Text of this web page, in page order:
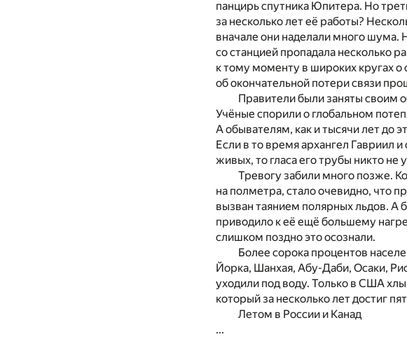
панцирь спутника Юпитера. Но
за несколько лет её работы?
вначале они наделали много шума.
со станцией пропадала несколько
к тому моменту в широких кругах
об окончательной потери связи
Правители были заняты своим
Учёные спорили о глобальном
А обывателям, как и тысячи лет до
Если в то время архангел Гавриил
живых, то гласа его трубы никто
Тревогу забили много позже.
на полметра, стало очевидно, что
вызван таянием полярных льдов. А
приводило к её ещё большему
слишком поздно это осознали.
Более сорока процентов
Йорка, Шанхая, Абу-Даби, Осаки,
уходили под воду. Только в США
который за несколько лет достиг
Летом в России и Канад
...